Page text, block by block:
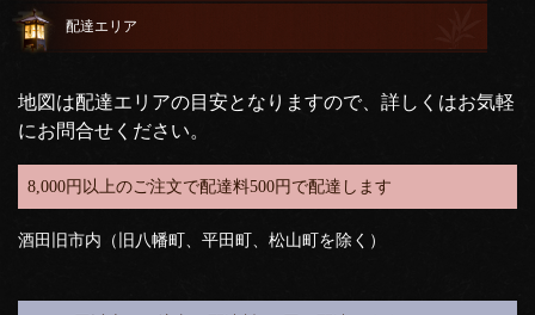
配達エリア
地図は配達エリアの目安となりますので、詳しくはお気軽
にお問合せください。
8,000円以上のご注文で配達料500円で配達します
酒田旧市内（旧八幡町、平田町、松山町を除く）